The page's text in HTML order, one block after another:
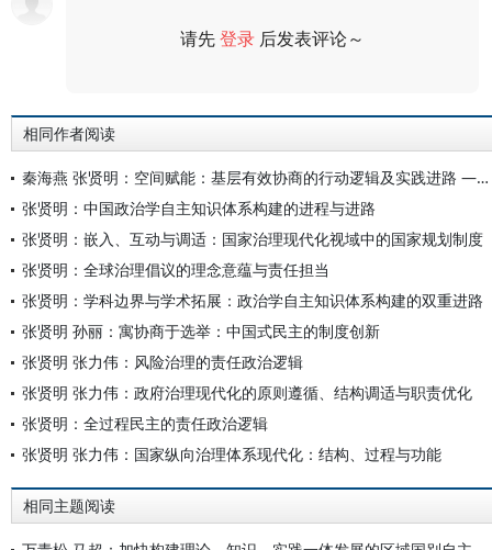
请先登录 后发表评论～
相同作者阅读
秦海燕 张贤明：空间赋能：基层有效协商的行动逻辑及实践进路 ——以H市“幸福圆桌会”为例
张贤明：中国政治学自主知识体系构建的进程与进路
张贤明：嵌入、互动与调适：国家治理现代化视域中的国家规划制度
张贤明：全球治理倡议的理念意蕴与责任担当
张贤明：学科边界与学术拓展：政治学自主知识体系构建的双重进路
张贤明 孙丽：寓协商于选举：中国式民主的制度创新
张贤明 张力伟：风险治理的责任政治逻辑
张贤明 张力伟：政府治理现代化的原则遵循、结构调适与职责优化
张贤明：全过程民主的责任政治逻辑
张贤明 张力伟：国家纵向治理体系现代化：结构、过程与功能
相同主题阅读